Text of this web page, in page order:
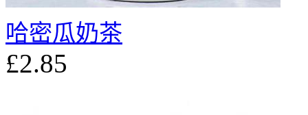
哈密瓜奶茶
£2.85